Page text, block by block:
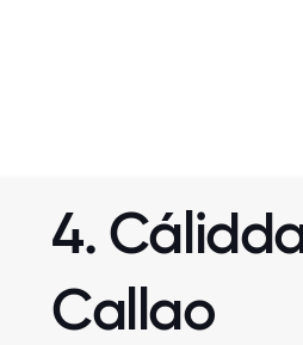
4.
Callao